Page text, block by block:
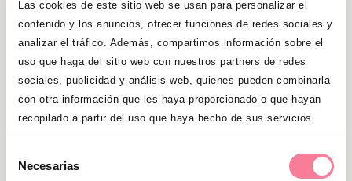
Las cookies de este sitio web se usan para personalizar el
contenido y los anuncios, ofrecer funciones de redes sociales y
analizar el tráfico. Además, compartimos información sobre el
uso que haga del sitio web con nuestros partners de redes
sociales, publicidad y análisis web, quienes pueden combinarla
con otra información que les haya proporcionado o que hayan
recopilado a partir del uso que haya hecho de sus servicios.
Necesarias
(locales comerciales sujetos a alquiler,
comerciales de venta, etc.) sus costes
operativos son menores, por lo que
pueden ofrecer precios más competitivos.
Especialmente, cuando se solicita un gran
número de impresiones a la vez. No es
paquetes superiores a 100 copias, por